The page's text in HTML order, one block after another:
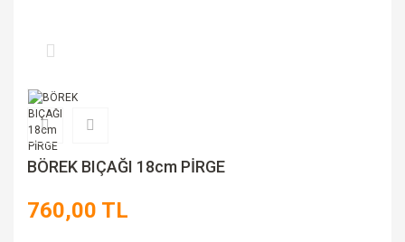
BÖREK BIÇAĞI 18cm PİRGE
760,00 TL